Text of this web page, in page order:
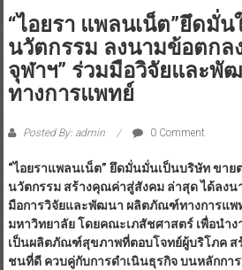
“ไอยรา แพลนเน็ต”ยึดมั่
นวัตกรรม ลงนามข้อตกล
จุฬาฯ” ร่วมมือวิจัยและ
ทางการแพทย์
Posted By: admin 0 Comment
“ไอยราแพลนเน็ต” ยึดมั่นมั่นเป็นบริษัท ขาย
นวัตกรรม สร้างคุณค่าสู่สังคม ล่าสุด ได้ลง
มือการวิจัยและพัฒนา ผลิตภัณฑ์ทางการแพ
มหาวิทยาลัย โดยคณะเภสัชศาสตร์ เพื่อน
เป็นผลิตภัณฑ์สุขภาพที่ตอบโจทย์ผู้บริโภค ส
ชนที่ดี ควบคู่กับการดำเนินธุรกิจ บนหลักการ